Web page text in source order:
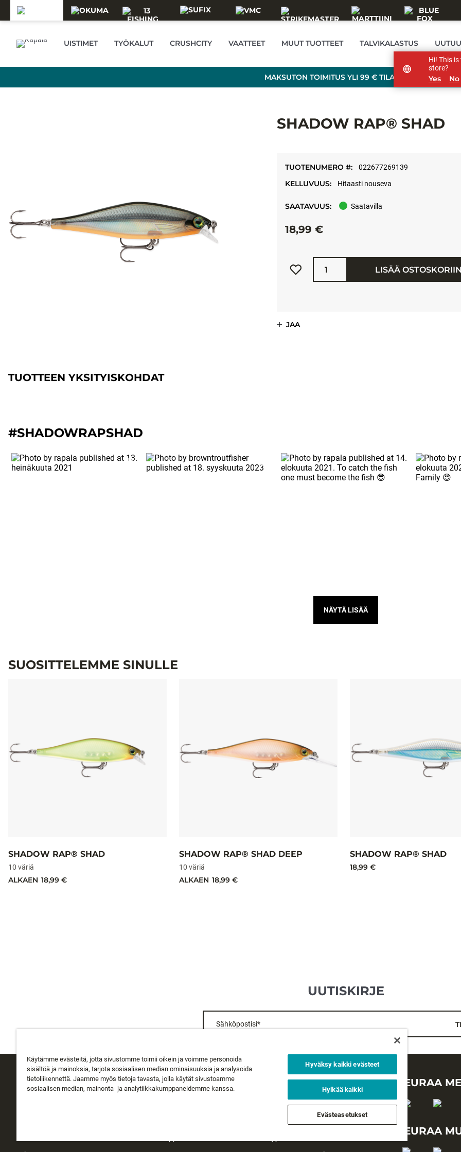
UISTIMET TYÖKALUT CRUSHCITY VAATTEET MUUT TUOTTEET TALVIKALASTUS
MAKSUTON TOIMITUS YLI 99 € TILAUKSILLE!
SHADOW RAP® SHAD
TUOTENUMERO #: 022677269139
KELLUVUUS: Hitaasti nouseva
SAATAVUUS: Saatavilla
18,99 €
Määrä
LISÄÄ
JAA
TUOTTEEN YKSITYISKOHDAT
#SHADOWRAPSHAD
NÄYTÄ LISÄÄ
SUOSITTELEMME SINULLE
SHADOW RAP® SHAD
10 väriä
ALKAEN 18,99 €
SHADOW RAP® SHAD DEEP
10 väriä
ALKAEN 18,99 €
SHADOW RAP® SHAD
18,99 €
UUTISKIRJE
Sähköpostisi*
ASIAKASPALVELU TIETOA MEISTÄ LAKIASIAT
Tietosuojaseloste
SEURAA
SEURAA
Hi! This
store?
Yes No
Käytämme evästeitä, jotta sivustomme toimii oikein ja voimme personoida
sisältöä ja mainoksia, tarjota sosiaalisen median ominaisuuksia ja analysoida
tietoliikennettä. Jaamme myös tietoja tavasta, jolla käytät sivustoamme
sosiaalisen median, mainonta- ja analytiikkakumppaneidemme kanssa.
Hyväksy kaikki evästeet
Hylkää kaikki
Evästeasetukset